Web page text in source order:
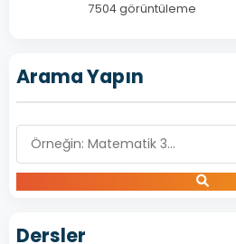
FELSEFE
Açık
Lise
Felsefe
–
7504 görüntüleme
Arama Yapın
Dersler